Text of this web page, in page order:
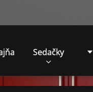
Sedačky